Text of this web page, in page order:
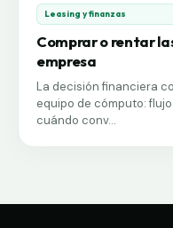
Leasing y finanzas
Comprar o rentar
empresa
La decisión financiera
equipo de cómputo:
cuándo conv...